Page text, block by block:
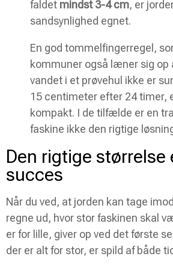
faldet mindst 3-4 cm, er
sandsynlighed egnet.
En god tommelfingerregel,
kommuner også læner sig op
vandet i et prøvehul ikke er
15 centimeter efter 24 timer,
kompakt. I de tilfælde er en
faskine ikke den rigtige
Den rigtige størrelse
succes
Når du ved, at jorden kan tage
regne ud, hvor stor faskinen skal
er for lille, giver op ved det første
der er alt for stor, er spild af både